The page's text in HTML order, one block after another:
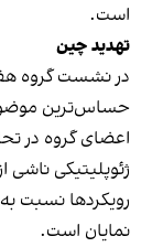
است.
تهدید چین
در نشست گروه
حساس‌ترین
اعضای گروه در
ژئوپلیتیکی
رویکردها نسبت
نمایان است.